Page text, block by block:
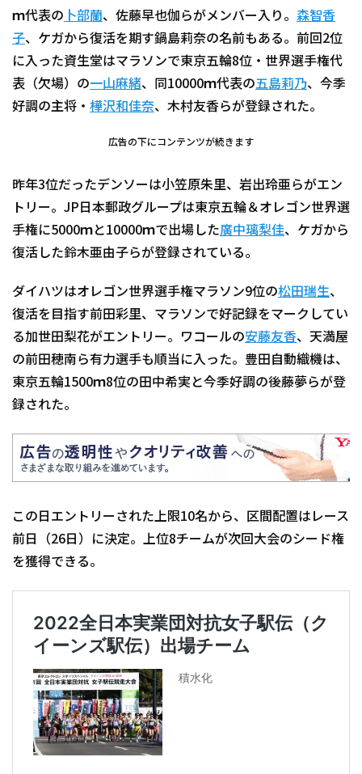
ｍ代表の 卜部蘭、佐藤早也伽らがメンバー入り。 森智香
子、ケガから復活を期す鍋島莉奈の名前もある。前回2位
に入った資生堂はマラソンで東京五輪8位・世界選手権代
表（欠場）の一山麻緒、同10000ｍ代表の五島莉乃、今季
好調の主将・ 樺沢和佳奈、木村友香らが登録された。
広告の下にコンテンツが続きます
昨年3位だったデンソーは小笠原朱里、岩出玲亜らがエン
トリー。JP日本郵政グループは東京五輪＆オレゴン世界選
手権に5000ｍと10000ｍで出場した廣中璃梨佳、ケガから
復活した鈴木亜由子らが登録されている。
ダイハツはオレゴン世界選手権マラソン9位の松田瑞生、
復活を目指す前田彩里、マラソンで好記録をマークしてい
る加世田梨花がエントリー。ワコールの安藤友香、天満屋
の前田穂南ら有力選手も順当に入った。豊田自動織機は、
東京五輪1500ｍ8位の田中希実と今季好調の後藤夢らが登
録された。
この日エントリーされた上限10名から、区間配置はレース
前日（26日）に決定。上位8チームが次回大会のシード権
を獲得できる。